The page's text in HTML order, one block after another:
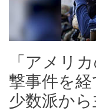
「アメリ
撃事件を
少数派か